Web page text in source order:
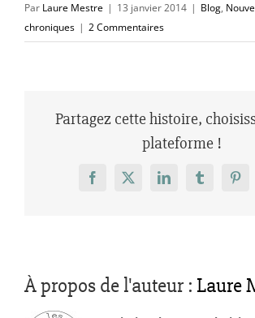
Par Laure Mestre | 13 janvier 2014 | Blog,
chroniques | 2 Commentaires
Partagez cette histoire,
plateforme !
Facebook
X LinkedInTumblr
À propos de l'auteur : Laure